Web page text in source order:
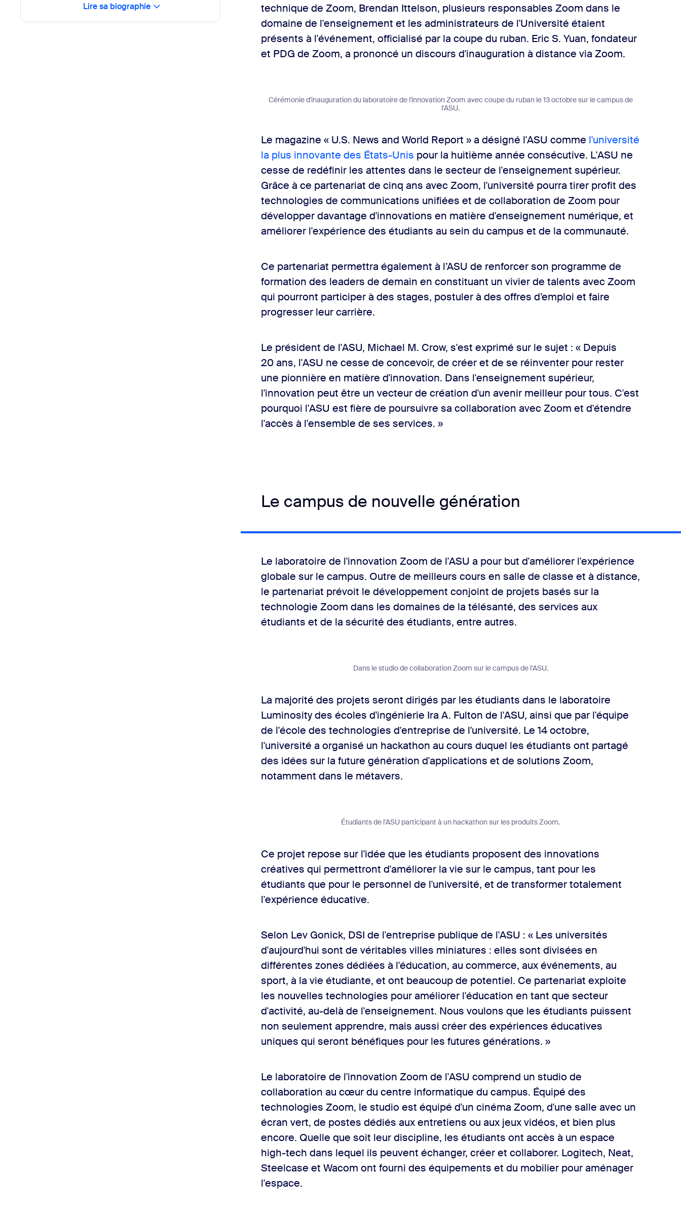
Lire sa biographie
technique de Zoom, Brendan Ittelson, plusieurs responsables Zoom dans le
domaine de l'enseignement et les administrateurs de l'Université étaient
présents à l'événement, officialisé par la coupe du ruban. Eric S. Yuan, fondateur
et PDG de Zoom, a prononcé un discours d'inauguration à distance via Zoom.
Cérémonie d'inauguration du laboratoire de l'innovation Zoom avec coupe du ruban le 13 octobre sur le campus de
l'ASU.
Le magazine « U.S. News and World Report » a désigné l'ASU comme l'université
la plus innovante des États-Unis pour la huitième année consécutive. L'ASU ne
cesse de redéfinir les attentes dans le secteur de l'enseignement supérieur.
Grâce à ce partenariat de cinq ans avec Zoom, l'université pourra tirer profit des
technologies de communications unifiées et de collaboration de Zoom pour
développer davantage d'innovations en matière d'enseignement numérique, et
améliorer l'expérience des étudiants au sein du campus et de la communauté.
Ce partenariat permettra également à l’ASU de renforcer son programme de
formation des leaders de demain en constituant un vivier de talents avec Zoom
qui pourront participer à des stages, postuler à des offres d’emploi et faire
progresser leur carrière.
Le président de l'ASU, Michael M. Crow, s'est exprimé sur le sujet : « Depuis
20 ans, l'ASU ne cesse de concevoir, de créer et de se réinventer pour rester
une pionnière en matière d'innovation. Dans l'enseignement supérieur,
l'innovation peut être un vecteur de création d'un avenir meilleur pour tous. C'est
pourquoi l'ASU est fière de poursuivre sa collaboration avec Zoom et d'étendre
l'accès à l'ensemble de ses services. »
Le campus de nouvelle génération
Le laboratoire de l'innovation Zoom de l'ASU a pour but d'améliorer l'expérience
globale sur le campus. Outre de meilleurs cours en salle de classe et à distance,
le partenariat prévoit le développement conjoint de projets basés sur la
technologie Zoom dans les domaines de la télésanté, des services aux
étudiants et de la sécurité des étudiants, entre autres.
Dans le studio de collaboration Zoom sur le campus de l'ASU.
La majorité des projets seront dirigés par les étudiants dans le laboratoire
Luminosity des écoles d'ingénierie Ira A. Fulton de l'ASU, ainsi que par l'équipe
de l'école des technologies d'entreprise de l'université. Le 14 octobre,
l'université a organisé un hackathon au cours duquel les étudiants ont partagé
des idées sur la future génération d'applications et de solutions Zoom,
notamment dans le métavers.
Étudiants de l'ASU participant à un hackathon sur les produits Zoom.
Ce projet repose sur l'idée que les étudiants proposent des innovations
créatives qui permettront d'améliorer la vie sur le campus, tant pour les
étudiants que pour le personnel de l'université, et de transformer totalement
l'expérience éducative.
Selon Lev Gonick, DSI de l'entreprise publique de l'ASU : « Les universités
d'aujourd'hui sont de véritables villes miniatures : elles sont divisées en
différentes zones dédiées à l'éducation, au commerce, aux événements, au
sport, à la vie étudiante, et ont beaucoup de potentiel. Ce partenariat exploite
les nouvelles technologies pour améliorer l'éducation en tant que secteur
d'activité, au-delà de l'enseignement. Nous voulons que les étudiants puissent
non seulement apprendre, mais aussi créer des expériences éducatives
uniques qui seront bénéfiques pour les futures générations. »
Le laboratoire de l'innovation Zoom de l'ASU comprend un studio de
collaboration au cœur du centre informatique du campus. Équipé des
technologies Zoom, le studio est équipé d'un cinéma Zoom, d'une salle avec un
écran vert, de postes dédiés aux entretiens ou aux jeux vidéos, et bien plus
encore. Quelle que soit leur discipline, les étudiants ont accès à un espace
high-tech dans lequel ils peuvent échanger, créer et collaborer. Logitech, Neat,
Steelcase et Wacom ont fourni des équipements et du mobilier pour aménager
l'espace.